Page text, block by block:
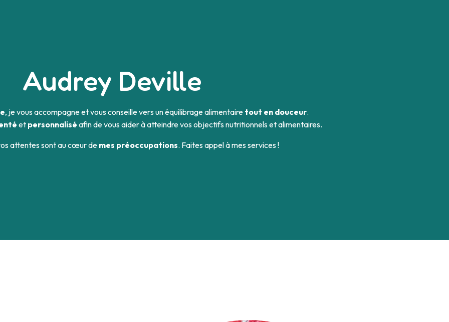
Audrey Deville
, je vous accompagne et vous conseille vers un équilibrage alimentaire tout en douceur.
et personnalisé afin de vous aider à atteindre vos objectifs nutritionnels et alimentaires.
attentes sont au cœur de mes préoccupations. Faites appel à mes services !